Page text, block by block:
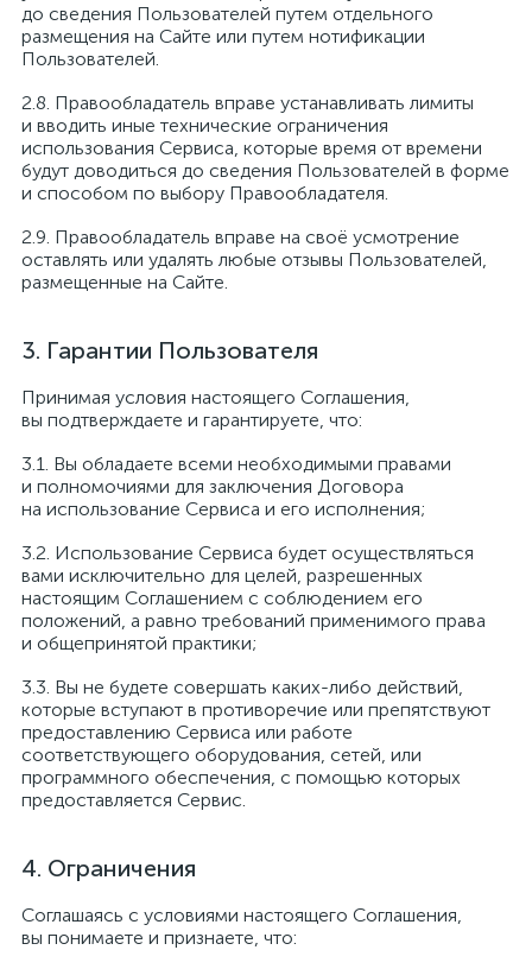
до сведения Пользователей путем отдельного
размещения на Сайте или путем нотификации
Пользователей.
Правообладатель вправе устанавливать лимиты
и вводить иные технические ограничения
использования Сервиса, которые время от времени
будут доводиться до сведения Пользователей в форме
и способом по выбору Правообладателя.
Правообладатель вправе на своё усмотрение
оставлять или удалять любые отзывы Пользователей,
размещенные на Сайте.
Гарантии Пользователя
Принимая условия настоящего Соглашения,
вы подтверждаете и гарантируете, что:
Вы обладаете всеми необходимыми правами
и полномочиями для заключения Договора
на использование Сервиса и его исполнения;
Использование Сервиса будет осуществляться
вами исключительно для целей, разрешенных
настоящим Соглашением с соблюдением его
положений, а равно требований применимого права
и общепринятой практики;
Вы не будете совершать каких-либо действий,
которые вступают в противоречие или препятствуют
предоставлению Сервиса или работе
соответствующего оборудования, сетей, или
программного обеспечения, с помощью которых
предоставляется Сервис.
Ограничения
Соглашаясь с условиями настоящего Соглашения,
вы понимаете и признаете, что: